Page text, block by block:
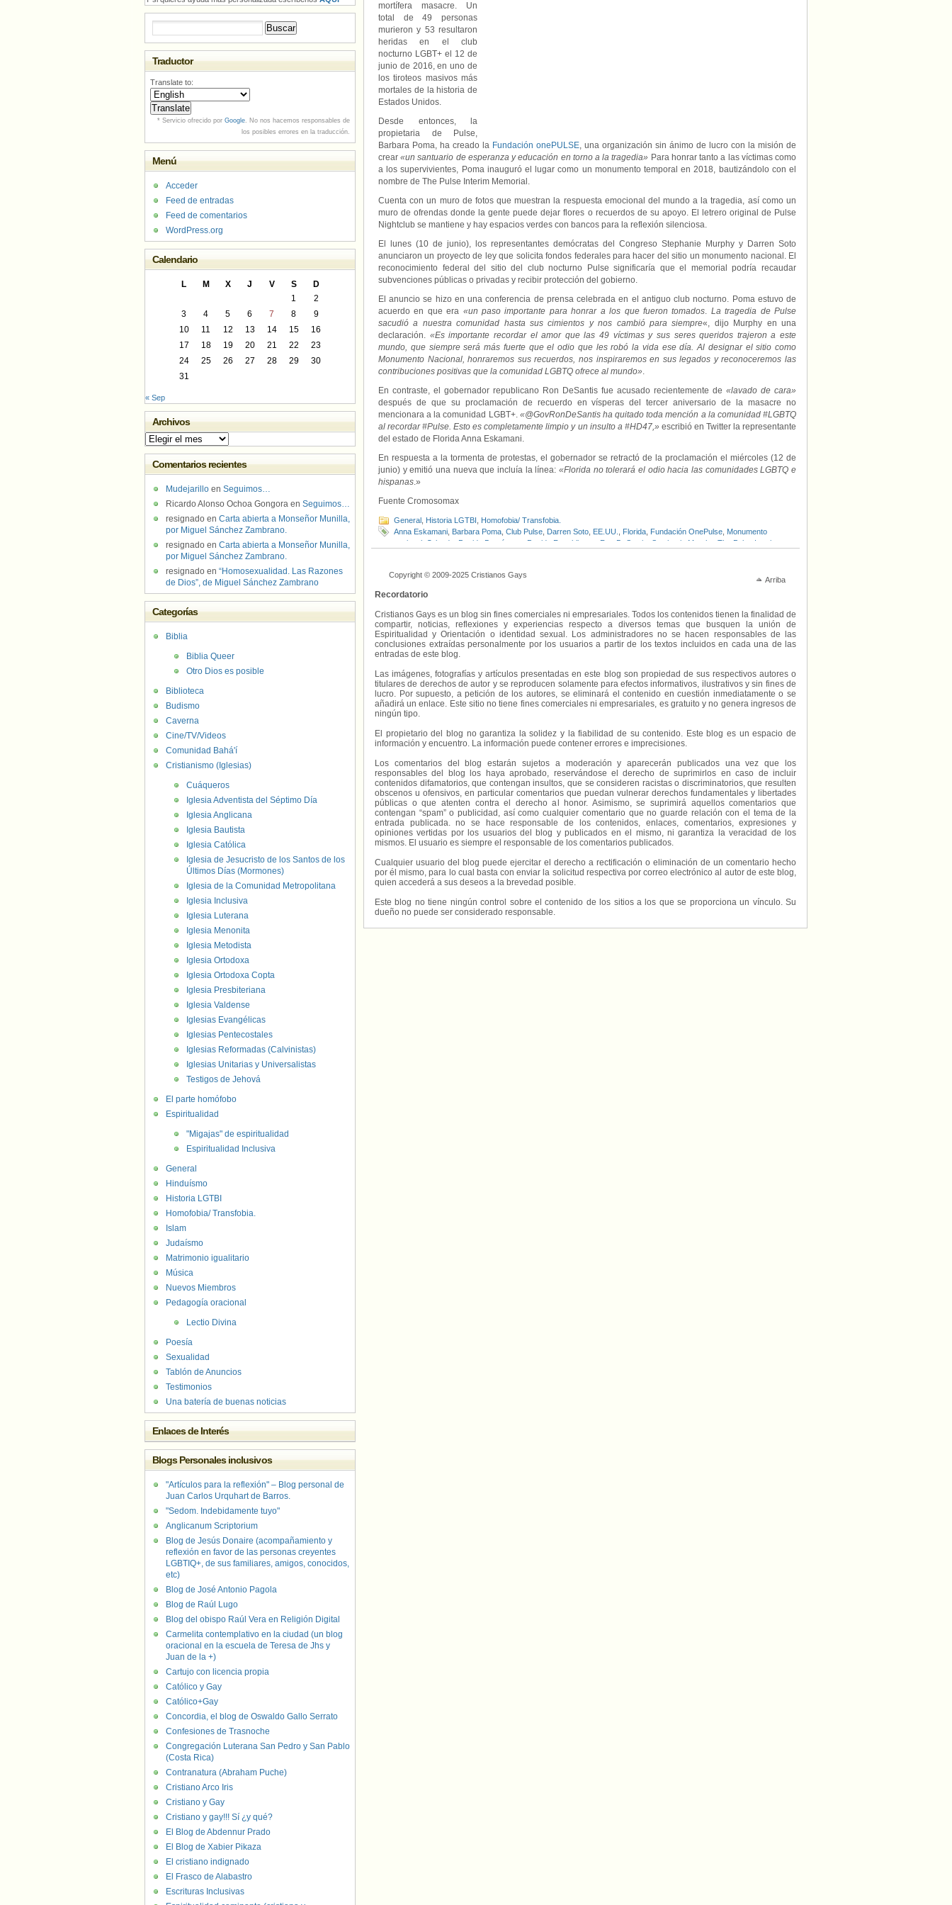
mortífera masacre. Un
total de 49 personas
murieron y 53 resultaron
heridas en el club
nocturno LGBT+ el 12 de
junio de 2016, en uno de
los tiroteos masivos más
mortales de la historia de
Estados Unidos.
Desde entonces, la
propietaria de Pulse,
Barbara Poma, ha creado la Fundación onePULSE, una organización sin ánimo de lucro con la misión de
crear «un santuario de esperanza y educación en torno a la tragedia» Para honrar tanto a las víctimas como
a los supervivientes, Poma inauguró el lugar como un monumento temporal en 2018, bautizándolo con el
nombre de The Pulse Interim Memorial.
Cuenta con un muro de fotos que muestran la respuesta emocional del mundo a la tragedia, así como un
muro de ofrendas donde la gente puede dejar flores o recuerdos de su apoyo. El letrero original de Pulse
Nightclub se mantiene y hay espacios verdes con bancos para la reflexión silenciosa.
El lunes (10 de junio), los representantes demócratas del Congreso Stephanie Murphy y Darren Soto
anunciaron un proyecto de ley que solicita fondos federales para hacer del sitio un monumento nacional. El
reconocimiento federal del sitio del club nocturno Pulse significaría que el memorial podría recaudar
subvenciones públicas o privadas y recibir protección del gobierno.
El anuncio se hizo en una conferencia de prensa celebrada en el antiguo club nocturno. Poma estuvo de
acuerdo en que era «un paso importante para honrar a los que fueron tomados. La tragedia de Pulse
sacudió a nuestra comunidad hasta sus cimientos y nos cambió para siempre«, dijo Murphy en una
declaración. «Es importante recordar el amor que las 49 víctimas y sus seres queridos trajeron a este
mundo, que siempre será más fuerte que el odio que les robó la vida ese día. Al designar el sitio como
Monumento Nacional, honraremos sus recuerdos, nos inspiraremos en sus legados y reconoceremos las
contribuciones positivas que la comunidad LGBTQ ofrece al mundo».
En contraste, el gobernador republicano Ron DeSantis fue acusado recientemente de «lavado de cara»
después de que su proclamación de recuerdo en vísperas del tercer aniversario de la masacre no
mencionara a la comunidad LGBT+. «@GovRonDeSantis ha quitado toda mención a la comunidad #LGBTQ
al recordar #Pulse. Esto es completamente limpio y un insulto a #HD47,» escribió en Twitter la representante
del estado de Florida Anna Eskamani.
En respuesta a la tormenta de protestas, el gobernador se retractó de la proclamación el miércoles (12 de
junio) y emitió una nueva que incluía la línea: «Florida no tolerará el odio hacia las comunidades LGBTQ e
hispanas.»
Fuente Cromosomax
General Historia LGTBI
Homofobia/ Transfobia.
Anna Eskamani Barbara Poma Club Pulse Darren Soto EE.UU. Florida Fundación OnePulse Monumento
nacional
Orlando Partido Demócrata Partido Republicano Ron DeSantis Stephanie Murphy
The Pulse Interim
Arriba
Copyright © 2009-2025 Cristianos Gays
Recordatorio
Cristianos Gays es un blog sin fines comerciales ni empresariales. Todos los contenidos tienen la finalidad de
compartir, noticias, reflexiones y experiencias respecto a diversos temas que busquen la unión de
Espiritualidad y Orientación o identidad sexual. Los administradores no se hacen responsables de las
conclusiones extraídas personalmente por los usuarios a partir de los textos incluidos en cada una de las
entradas de este blog.
Las imágenes, fotografías y artículos presentadas en este blog son propiedad de sus respectivos autores o
titulares de derechos de autor y se reproducen solamente para efectos informativos, ilustrativos y sin fines de
lucro. Por supuesto, a petición de los autores, se eliminará el contenido en cuestión inmediatamente o se
añadirá un enlace. Este sitio no tiene fines comerciales ni empresariales, es gratuito y no genera ingresos de
ningún tipo.
El propietario del blog no garantiza la solidez y la fiabilidad de su contenido. Este blog es un espacio de
información y encuentro. La información puede contener errores e imprecisiones.
Los comentarios del blog estarán sujetos a moderación y aparecerán publicados una vez que los
responsables del blog los haya aprobado, reservándose el derecho de suprimirlos en caso de incluir
contenidos difamatorios, que contengan insultos, que se consideren racistas o discriminatorios, que resulten
obscenos u ofensivos, en particular comentarios que puedan vulnerar derechos fundamentales y libertades
públicas o que atenten contra el derecho al honor. Asimismo, se suprimirá aquellos comentarios que
contengan “spam” o publicidad, así como cualquier comentario que no guarde relación con el tema de la
entrada publicada. no se hace responsable de los contenidos, enlaces, comentarios, expresiones y
opiniones vertidas por los usuarios del blog y publicados en el mismo, ni garantiza la veracidad de los
mismos. El usuario es siempre el responsable de los comentarios publicados.
Cualquier usuario del blog puede ejercitar el derecho a rectificación o eliminación de un comentario hecho
por él mismo, para lo cual basta con enviar la solicitud respectiva por correo electrónico al autor de este blog,
quien accederá a sus deseos a la brevedad posible.
Este blog no tiene ningún control sobre el contenido de los sitios a los que se proporciona un vínculo. Su
dueño no puede ser considerado responsable.
Traductor
Translate to:
* Servicio ofrecido por Google. No nos hacemos responsables de
los posibles errores en la traducción.
Menú
Acceder
Feed de entradas
Feed de comentarios
WordPress.org
Calendario
L M X J V S
D
1
2
3
4 5 6 7 8
9
10
11 12 13 14 15
16
17
18 19 20 21 22
23
24
25 26 27 28 29
30
31
« Sep
Archivos
Archivos
Comentarios recientes
Mudejarillo en Seguimos…
Ricardo Alonso Ochoa Gongora en Seguimos…
resignado en Carta abierta a Monseñor Munilla,
por Miguel Sánchez Zambrano.
resignado en Carta abierta a Monseñor Munilla,
por Miguel Sánchez Zambrano.
resignado en “Homosexualidad. Las Razones
de Dios”, de Miguel Sánchez Zambrano
Categorías
Biblia
Biblia Queer
Otro Dios es posible
Biblioteca
Budismo
Caverna
Cine/TV/Videos
Comunidad Bahá'í
Cristianismo (Iglesias)
Cuáqueros
Iglesia Adventista del Séptimo Día
Iglesia Anglicana
Iglesia Bautista
Iglesia Católica
Iglesia de Jesucristo de los Santos de los
Últimos Días (Mormones)
Iglesia de la Comunidad Metropolitana
Iglesia Inclusiva
Iglesia Luterana
Iglesia Menonita
Iglesia Metodista
Iglesia Ortodoxa
Iglesia Ortodoxa Copta
Iglesia Presbiteriana
Iglesia Valdense
Iglesias Evangélicas
Iglesias Pentecostales
Iglesias Reformadas (Calvinistas)
Iglesias Unitarias y Universalistas
Testigos de Jehová
El parte homófobo
Espiritualidad
"Migajas" de espiritualidad
Espiritualidad Inclusiva
General
Hinduísmo
Historia LGTBI
Homofobia/ Transfobia.
Islam
Judaísmo
Matrimonio igualitario
Música
Nuevos Miembros
Pedagogía oracional
Lectio Divina
Poesía
Sexualidad
Tablón de Anuncios
Testimonios
Una batería de buenas noticias
Enlaces de Interés
Blogs Personales inclusivos
"Artículos para la reflexión" – Blog personal de
Juan Carlos Urquhart de Barros.
"Sedom. Indebidamente tuyo"
Anglicanum Scriptorium
Blog de Jesús Donaire (acompañamiento y
reflexión en favor de las personas creyentes
LGBTIQ+, de sus familiares, amigos, conocidos,
etc)
Blog de José Antonio Pagola
Blog de Raúl Lugo
Blog del obispo Raúl Vera en Religión Digital
Carmelita contemplativo en la ciudad (un blog
oracional en la escuela de Teresa de Jhs y
Juan de la +)
Cartujo con licencia propia
Católico y Gay
Católico+Gay
Concordia, el blog de Oswaldo Gallo Serrato
Confesiones de Trasnoche
Congregación Luterana San Pedro y San Pablo
(Costa Rica)
Contranatura (Abraham Puche)
Cristiano Arco Iris
Cristiano y Gay
Cristiano y gay!!! Sí ¿y qué?
El Blog de Abdennur Prado
El Blog de Xabier Pikaza
El cristiano indignado
El Frasco de Alabastro
Escrituras Inclusivas